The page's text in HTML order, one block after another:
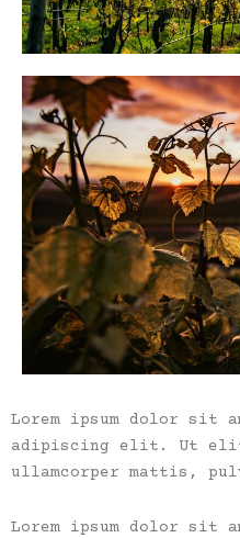
Lorem ipsum dolor sit
adipiscing elit. Ut
ullamcorper mattis,
Lorem ipsum dolor sit